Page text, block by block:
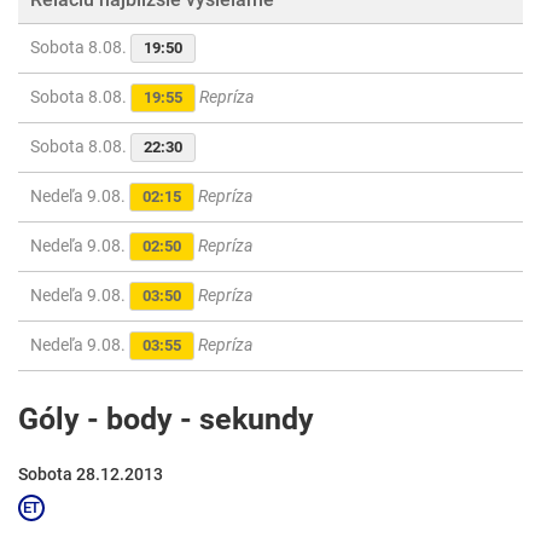
Sobota 8.08. 19:50
Sobota 8.08. 19:55 Repríza
Sobota 8.08. 22:30
Nedeľa 9.08. 02:15 Repríza
Nedeľa 9.08. 02:50 Repríza
Nedeľa 9.08. 03:50 Repríza
Nedeľa 9.08. 03:55 Repríza
Góly - body - sekundy
Sobota 28.12.2013